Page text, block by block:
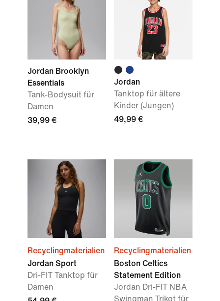
Jordan Brooklyn
Essentials
Tank-Bodysuit für
Damen
39,99 €
Jordan
Tanktop für ältere
Kinder (Jungen)
49,99 €
Recyclingmaterialien
Jordan Sport
Dri-FIT Tanktop für
Damen
Recyclingmaterialien
Boston Celtics
Statement Edition
Jordan Dri-FIT NBA
Swingman Trikot für